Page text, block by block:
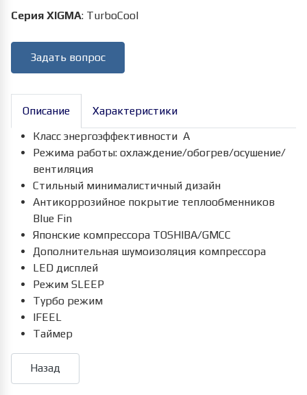
Серия XIGMA: TurboCool
Задать вопрос
Описание
Характеристики
Класс энергоэффективности А
Режима работы: охлаждение/обогрев/осушение/
вентиляция
Стильный минималистичный дизайн
Антикоррозийное покрытие теплообменников
Blue Fin
Японские компрессора TOSHIBA/GMCC
Дополнительная шумоизоляция компрессора
LED дисплей
Режим SLEEP
Турбо режим
IFEEL
Таймер